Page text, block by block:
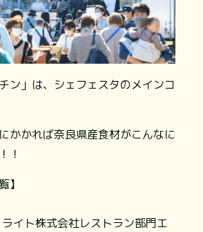
ン」は、シェフェスタのメインコ
かかれば奈良県産食材がこんなに
！
】
イト株式会社レストラン部門エ